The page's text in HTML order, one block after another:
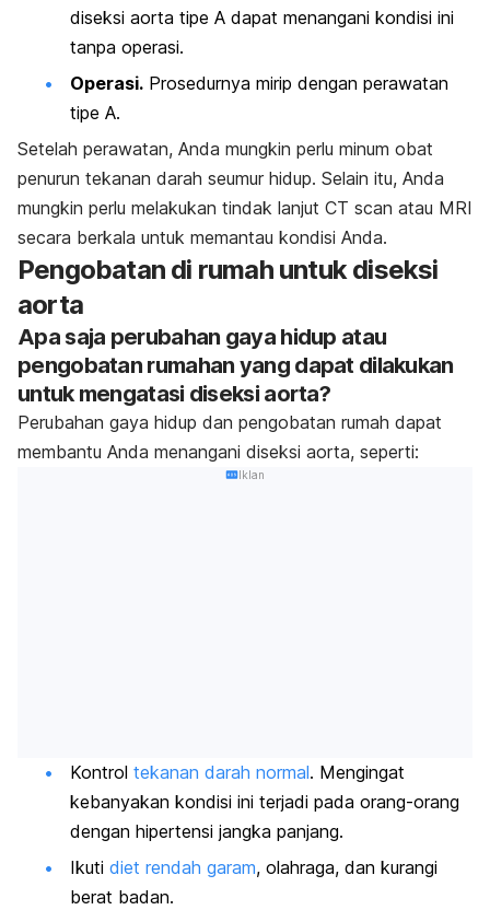
diseksi aorta tipe A dapat menangani kondisi ini
tanpa operasi.
Operasi. Prosedurnya mirip dengan perawatan
tipe A.
Setelah perawatan, Anda mungkin perlu minum obat
penurun tekanan darah seumur hidup. Selain itu, Anda
mungkin perlu melakukan tindak lanjut CT scan atau MRI
secara berkala untuk memantau kondisi Anda.
Pengobatan di rumah untuk diseksi
aorta
Apa saja perubahan gaya hidup atau
pengobatan rumahan yang dapat dilakukan
untuk mengatasi diseksi aorta?
Perubahan gaya hidup dan pengobatan rumah dapat
membantu Anda menangani diseksi aorta, seperti:
Iklan
Kontrol tekanan darah normal. Mengingat
kebanyakan kondisi ini terjadi pada orang-orang
dengan hipertensi jangka panjang.
Ikuti diet rendah garam, olahraga, dan kurangi
berat badan.